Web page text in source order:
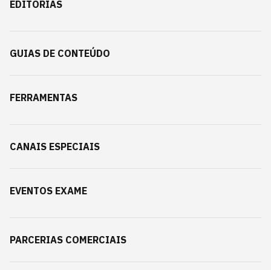
EDITORIAS
GUIAS DE CONTEÚDO
FERRAMENTAS
CANAIS ESPECIAIS
EVENTOS EXAME
PARCERIAS COMERCIAIS